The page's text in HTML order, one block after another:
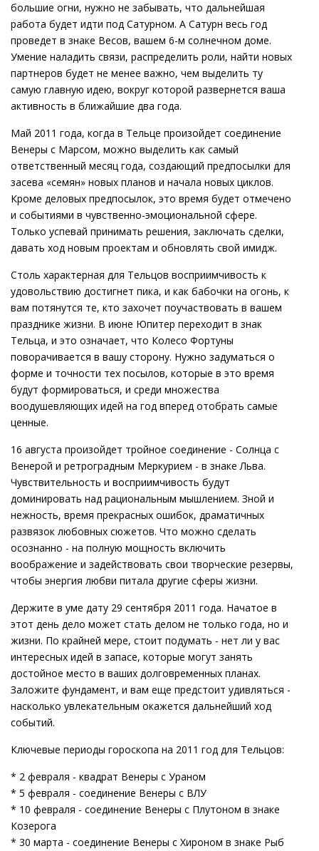
большие огни, нужно не забывать, что дальнейшая
работа будет идти под Сатурном. А Сатурн весь год
проведет в знаке Весов, вашем 6-м солнечном доме.
Умение наладить связи, распределить роли, найти новых
партнеров будет не менее важно, чем выделить ту
самую главную идею, вокруг которой развернется ваша
активность в ближайшие два года.
Май 2011 года, когда в Тельце произойдет соединение
Венеры с Марсом, можно выделить как самый
ответственный месяц года, создающий предпосылки для
засева «семян» новых планов и начала новых циклов.
Кроме деловых предпосылок, это время будет отмечено
и событиями в чувственно-эмоциональной сфере.
Только успевай принимать решения, заключать сделки,
давать ход новым проектам и обновлять свой имидж.
Столь характерная для Тельцов восприимчивость к
удовольствию достигнет пика, и как бабочки на огонь, к
вам потянутся те, кто захочет поучаствовать в вашем
празднике жизни. В июне Юпитер переходит в знак
Тельца, и это означает, что Колесо Фортуны
поворачивается в вашу сторону. Нужно задуматься о
форме и точности тех посылов, которые в это время
будут формироваться, и среди множества
воодушевляющих идей на год вперед отобрать самые
ценные.
16 августа произойдет тройное соединение - Солнца с
Венерой и ретроградным Меркурием - в знаке Льва.
Чувствительность и восприимчивость будут
доминировать над рациональным мышлением. Зной и
нежность, время прекрасных ошибок, драматичных
развязок любовных сюжетов. Что можно сделать
осознанно - на полную мощность включить
воображение и задействовать свои творческие резервы,
чтобы энергия любви питала другие сферы жизни.
Держите в уме дату 29 сентября 2011 года. Начатое в
этот день дело может стать делом не только года, но и
жизни. По крайней мере, стоит подумать - нет ли у вас
интересных идей в запасе, которые могут занять
достойное место в ваших долговременных планах.
Заложите фундамент, и вам еще предстоит удивляться -
насколько увлекательным окажется дальнейший ход
событий.
Ключевые периоды гороскопа на 2011 год для Тельцов:
* 2 февраля - квадрат Венеры с Ураном
* 5 февраля - соединение Венеры с ВЛУ
* 10 февраля - соединение Венеры с Плутоном в знаке
Козерога
* 30 марта - соединение Венеры с Хироном в знаке Рыб